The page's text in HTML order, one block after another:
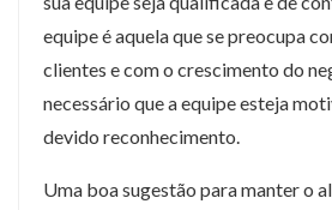
equipe é aquela que se preocupa
clientes e com o crescimento do
necessário que a equipe esteja
devido reconhecimento.
Uma boa sugestão para manter o